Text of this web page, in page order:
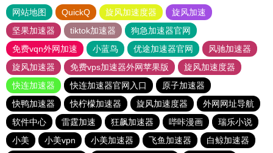
网站地图 QuickQ 旋风加速度器
旋风加速
坚果加速器
tiktok加速器
狗急加速器官网
免费vqn外网加速
小蓝鸟 优途加速器官网
风驰加速器
旋风加速器
免费vps加速器外网苹果版
旋风加速度器
快连加速器
快连加速器官网入口
原子加速器
快鸭加速器
快柠檬加速器 旋风加速度器
外网网址导航
软件中心
雷霆加速 狂飙加速器 哔咔漫画
瑞乐小说
小美
小美vpn 小美加速器 飞鱼加速器
白鲸加速器